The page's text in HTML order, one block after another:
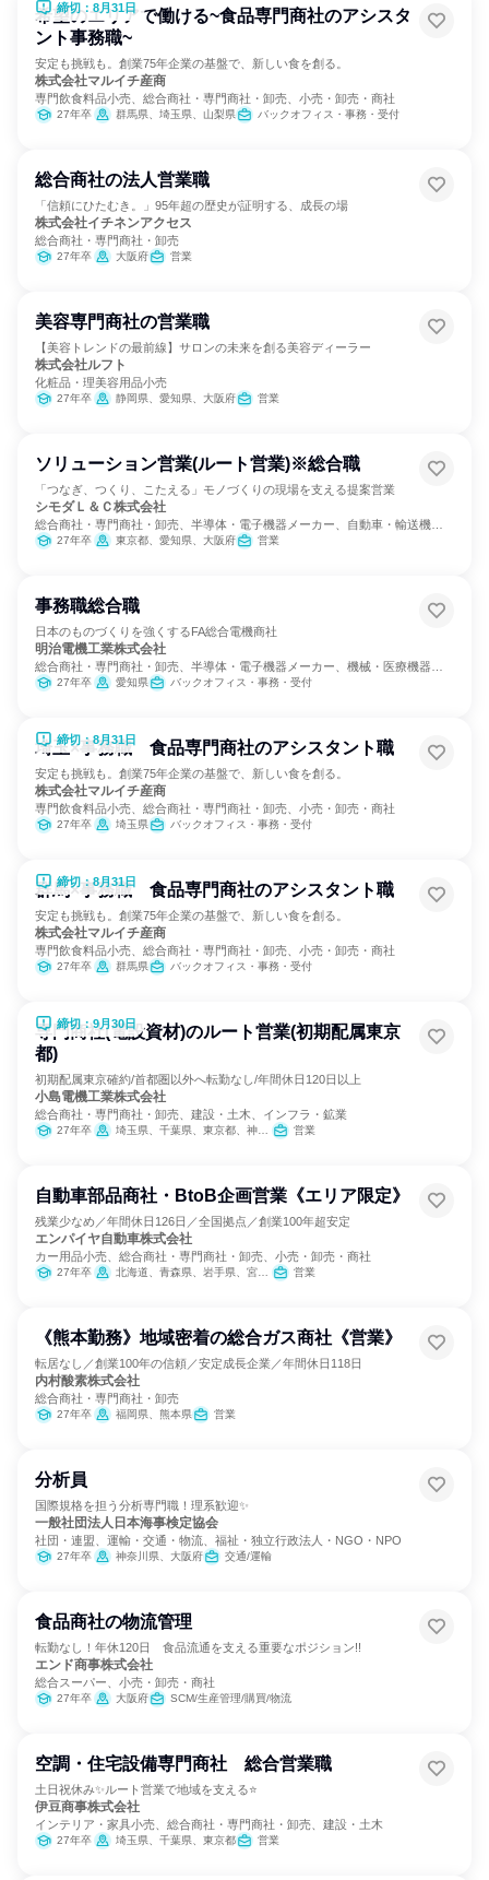
締切：8月31日
希望のエリアで働ける~食品専門商社のアシスタ
ント事務職~
安定も挑戦も。創業75年企業の基盤で、新しい食を創る。
株式会社マルイチ産商
専門飲食料品小売、総合商社・専門商社・卸売、小売・卸売・商社
27年卒 群馬県、埼玉県、山梨県 バックオフィス・事務・受付
総合商社の法人営業職
「信頼にひたむき。」95年超の歴史が証明する、成長の場
株式会社イチネンアクセス
総合商社・専門商社・卸売
27年卒 大阪府 営業
美容専門商社の営業職
【美容トレンドの最前線】サロンの未来を創る美容ディーラー
株式会社ルフト
化粧品・理美容用品小売
27年卒 静岡県、愛知県、大阪府 営業
ソリューション営業(ルート営業)※総合職
「つなぎ、つくり、こたえる」モノづくりの現場を支える提案営業
シモダＬ＆Ｃ株式会社
総合商社・専門商社・卸売、半導体・電子機器メーカー、自動車・輸送機器
メーカー
27年卒 東京都、愛知県、大阪府 営業
事務職総合職
日本のものづくりを強くするFA総合電機商社
明治電機工業株式会社
総合商社・専門商社・卸売、半導体・電子機器メーカー、機械・医療機器メ
ーカー27年卒 愛知県 バックオフィス・事務・受付
締切：8月31日
埼玉×事務職 食品専門商社のアシスタント職
安定も挑戦も。創業75年企業の基盤で、新しい食を創る。
株式会社マルイチ産商
専門飲食料品小売、総合商社・専門商社・卸売、小売・卸売・商社
27年卒 埼玉県 バックオフィス・事務・受付
締切：8月31日
群馬×事務職 食品専門商社のアシスタント職
安定も挑戦も。創業75年企業の基盤で、新しい食を創る。
株式会社マルイチ産商
専門飲食料品小売、総合商社・専門商社・卸売、小売・卸売・商社
27年卒 群馬県 バックオフィス・事務・受付
締切：9月30日
専門商社(電設資材)のルート営業(初期配属東京
都)
初期配属東京確約/首都圏以外へ転勤なし/年間休日120日以上
小島電機工業株式会社
総合商社・専門商社・卸売、建設・土木、インフラ・鉱業
27年卒 埼玉県、千葉県、東京都、神奈川県 営業
自動車部品商社・BtoB企画営業《エリア限定》
残業少なめ／年間休日126日／全国拠点／創業100年超安定
エンパイヤ自動車株式会社
カー用品小売、総合商社・専門商社・卸売、小売・卸売・商社
27年卒 北海道、青森県、岩手県、宮城県、茨城県、栃木県、群馬県、埼玉県、東京都、新潟県、石川県、長野県、静岡県、愛知県、大阪府、広島県、香川県、福岡県、熊本県、鹿児島県、沖縄県 営業
《熊本勤務》地域密着の総合ガス商社《営業》
転居なし／創業100年の信頼／安定成長企業／年間休日118日
内村酸素株式会社
総合商社・専門商社・卸売
27年卒 福岡県、熊本県 営業
分析員
国際規格を担う分析専門職！理系歓迎✨
一般社団法人日本海事検定協会
社団・連盟、運輸・交通・物流、福祉・独立行政法人・NGO・NPO
27年卒 神奈川県、大阪府 交通/運輸
食品商社の物流管理
転勤なし！年休120日 食品流通を支える重要なポジション!!
エンド商事株式会社
総合スーパー、小売・卸売・商社
27年卒 大阪府 SCM/生産管理/購買/物流
空調・住宅設備専門商社 総合営業職
土日祝休み✨ルート営業で地域を支える⭐
伊豆商事株式会社
インテリア・家具小売、総合商社・専門商社・卸売、建設・土木
27年卒 埼玉県、千葉県、東京都 営業